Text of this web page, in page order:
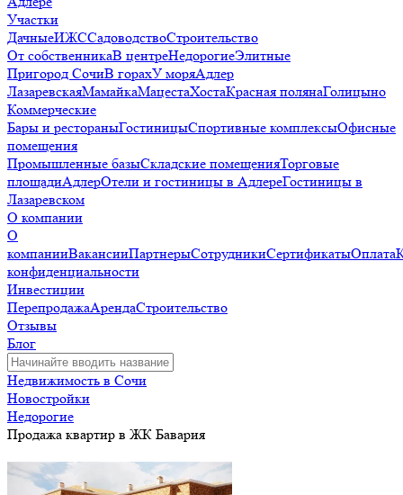
Участки
ДачныеИЖССадоводствоСтроительство
От собственникаВ центреНедорогиеЭлитные
Пригород СочиВ горахУ моряАдлер
ЛазаревскаяМамайкаМацестаХостаКрасная полянаГолицыно
Коммерческие
Бары и рестораныГостиницыСпортивные комплексыОфисные
помещения
Промышленные базыСкладские помещенияТорговые
площадиАдлерОтели и гостиницы в АдлереГостиницы в
Лазаревском
О компании
О
компанииВакансииПартнерыСотрудникиСертификатыОплата
конфиденциальности
Инвестиции
ПерепродажаАрендаСтроительство
Отзывы
Блог
Недвижимость в Сочи
Новостройки
Недорогие
Продажа квартир в ЖК Бавария